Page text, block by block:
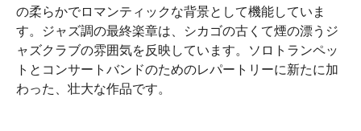
の柔らかでロマンティックな背景として機能していま
す。ジャズ調の最終楽章は、シカゴの古くて煙の漂うジ
ャズクラブの雰囲気を反映しています。ソロトランペッ
トとコンサートバンドのためのレパートリーに新たに加
わった、壮大な作品です。